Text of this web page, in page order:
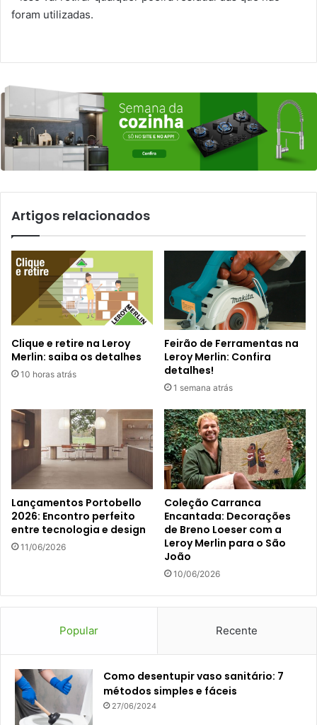
foram utilizadas.
Artigos relacionados
Clique e retire na Leroy
Merlin: saiba os detalhes
10 horas atrás
Feirão de Ferramentas na
Leroy Merlin: Confira
detalhes!
1 semana atrás
Lançamentos Portobello
2026: Encontro perfeito
entre tecnologia e design
11/06/2026
Coleção Carranca
Encantada: Decorações
de Breno Loeser com a
Leroy Merlin para o São
João
10/06/2026
Popular Recente
Como desentupir vaso sanitário: 7
métodos simples e fáceis
27/06/2024